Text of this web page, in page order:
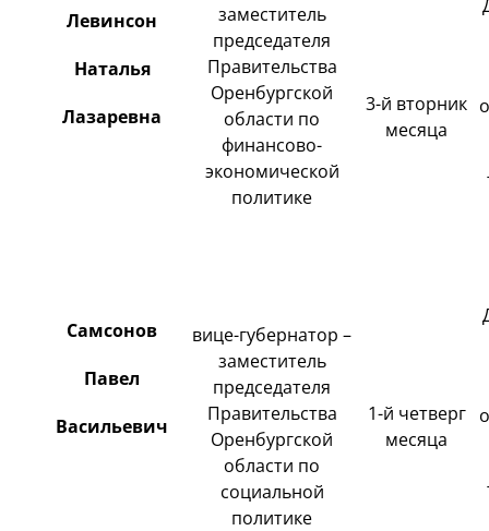
Левинсон
Наталья
Лазаревна
заместитель
председателя
Правительства
Оренбургской
области по
финансово-
экономической
политике
3-й вторник
месяца
Самсонов
Павел
Васильевич
вице-губернатор –
заместитель
председателя
Правительства
Оренбургской
области по
социальной
политике
1-й четверг
месяца